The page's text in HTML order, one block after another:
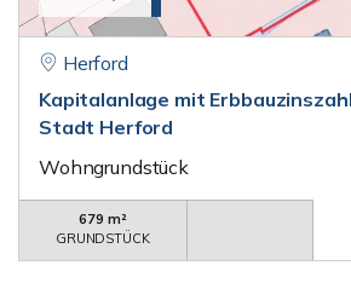
Herford
Kapitalanlage mit
Stadt Herford
Wohngrundstück
679 m²
GRUNDSTÜCK